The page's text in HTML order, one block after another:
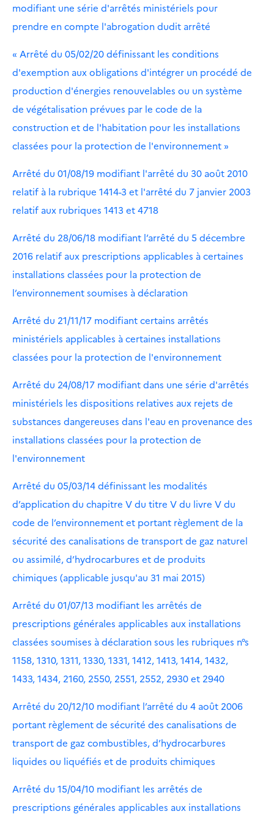
modifiant une série d'arrêtés ministériels pour
prendre en compte l'abrogation dudit arrêté
« Arrêté du 05/02/20 définissant les conditions
d'exemption aux obligations d'intégrer un procédé de
production d'énergies renouvelables ou un système
de végétalisation prévues par le code de la
construction et de l'habitation pour les installations
classées pour la protection de l'environnement »
Arrêté du 01/08/19 modifiant l'arrêté du 30 août 2010
relatif à la rubrique 1414-3 et l'arrêté du 7 janvier 2003
relatif aux rubriques 1413 et 4718
Arrêté du 28/06/18 modifiant l’arrêté du 5 décembre
2016 relatif aux prescriptions applicables à certaines
installations classées pour la protection de
l’environnement soumises à déclaration
Arrêté du 21/11/17 modifiant certains arrêtés
ministériels applicables à certaines installations
classées pour la protection de l'environnement
Arrêté du 24/08/17 modifiant dans une série d'arrêtés
ministériels les dispositions relatives aux rejets de
substances dangereuses dans l'eau en provenance des
installations classées pour la protection de
l'environnement
Arrêté du 05/03/14 définissant les modalités
d’application du chapitre V du titre V du livre V du
code de l’environnement et portant règlement de la
sécurité des canalisations de transport de gaz naturel
ou assimilé, d’hydrocarbures et de produits
chimiques (applicable jusqu'au 31 mai 2015)
Arrêté du 01/07/13 modifiant les arrêtés de
prescriptions générales applicables aux installations
classées soumises à déclaration sous les rubriques n°s
1158, 1310, 1311, 1330, 1331, 1412, 1413, 1414, 1432,
1433, 1434, 2160, 2550, 2551, 2552, 2930 et 2940
Arrêté du 20/12/10 modifiant l’arrêté du 4 août 2006
portant règlement de sécurité des canalisations de
transport de gaz combustibles, d’hydrocarbures
liquides ou liquéfiés et de produits chimiques
Arrêté du 15/04/10 modifiant les arrêtés de
prescriptions générales applicables aux installations